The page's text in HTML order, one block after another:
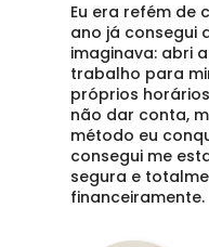
Eu era refém de
ano já consegui
imaginava: abri
trabalho para
próprios
não dar conta,
método eu
consegui me
segura e
financeiramente.